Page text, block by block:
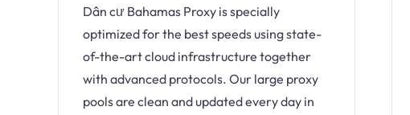
Dân cư Bahamas Proxy is specially
optimized for the best speeds using state-
of-the-art cloud infrastructure together
with advanced protocols. Our large proxy
pools are clean and updated every day in